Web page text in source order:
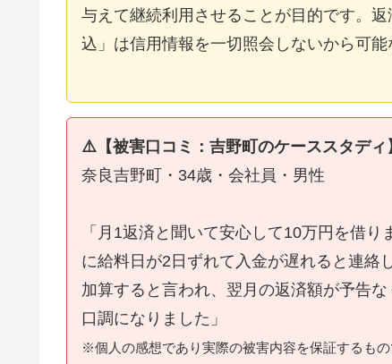
与えて継続利用させることが目的です。
込」は信用情報を一切照会しないから可能
⚠️【被害口コミ：吉野町のケーススタディ
奈良吉野町・34歳・会社員・男性
「月1返済と聞いて安心して10万円を借
に給料日が2日ずれて入金が遅れると連絡
加算すると言われ、翌月の返済額が予告
口調になりました」
※個人の感想であり実際の被害内容を保証するも